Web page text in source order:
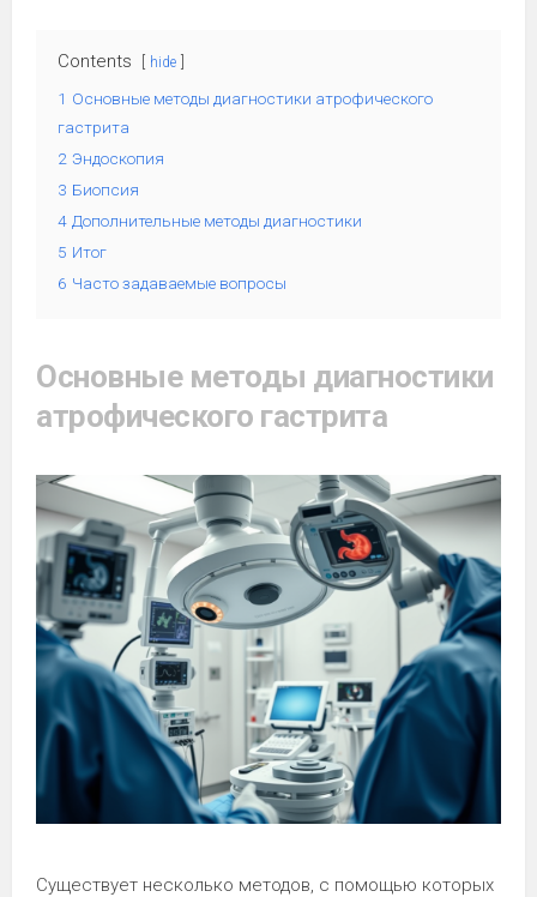
Contents hide
1 Основные методы диагностики атрофического
гастрита
2 Эндоскопия
3 Биопсия
4 Дополнительные методы диагностики
5 Итог
6 Часто задаваемые вопросы
Основные методы диагностики
атрофического гастрита
Существует несколько методов, с помощью которых